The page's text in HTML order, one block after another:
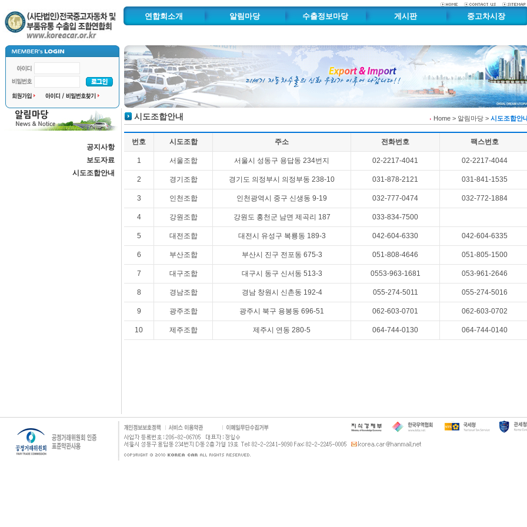
연합회소개
연혁 및 주요사업
추진사업
조직도
협력기관
찾아오시는길
자동차수출물류단지
알림마당
보도자료
시도조합안내
수출정보마당
수출정보자료실
중고차수출가격시세표
게시판
자유게시판
중고차시장
중고부품시고팔구
부품카달로그
공지사항
보도자료
시도조합안내
시도조합안내 Home > 알림마당 > 시도조합안
번호 시도조합 주소 전화번호 팩스번호
1 서울조합 서울시 성동구 용답동 234번지 02-2217-4041 02-2217-4044
2 경기조합 경기도 의정부시 의정부동 238-10 031-878-2121 031-841-1535
3 인천조합 인천광역시 중구 신생동 9-19 032-777-0474 032-772-1884
4 강원조합 강원도 홍천군 남면 제곡리 187 033-834-7500
5 대전조합 대전시 유성구 복룡동 189-3 042-604-6330 042-604-6335
6 부산조합 부산시 진구 전포동 675-3 051-808-4646 051-805-1500
7 대구조합 대구시 동구 신서동 513-3 0553-963-1681 053-961-2646
8 경남조합 경남 창원시 신촌동 192-4 055-274-5011 055-274-5016
9 광주조합 광주시 북구 용봉동 696-51 062-603-0701 062-603-0702
10 제주조합 제주시 연동 280-5 064-744-0130 064-744-0140